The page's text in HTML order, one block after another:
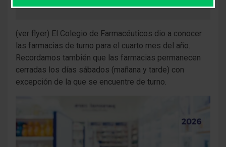
(ver flyer) El Colegio de Farmacéuticos dio a conocer
las farmacias de turno para el cuarto mes del año.
Recordamos también que las farmacias permanecen
cerradas los días sábados (mañana y tarde) con
excepción de la que se encuentre de turno.